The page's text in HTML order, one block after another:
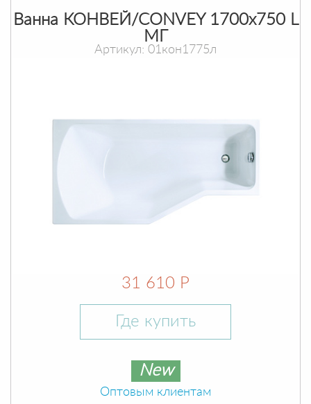
Ванна КОНВЕЙ/CONVEY 1700х750 L
МГ
Артикул: 01кон1775л
31 610 Р
Где купить
New
Оптовым клиентам